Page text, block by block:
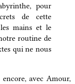
pour
de cette
mains et le
routine de
qui ne nous
avec Amour,